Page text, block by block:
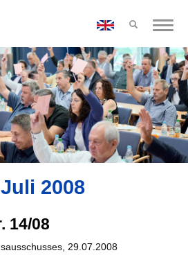
Toggle
2008
14/08
29.07.2008